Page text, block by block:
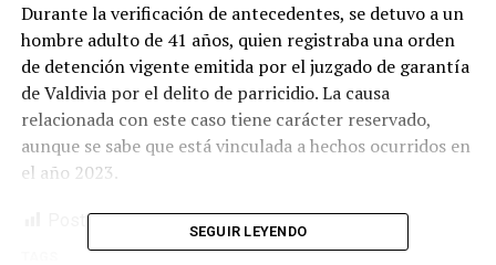
Durante la verificación de antecedentes, se detuvo a un
hombre adulto de 41 años, quien registraba una orden
de detención vigente emitida por el juzgado de garantía
de Valdivia por el delito de parricidio. La causa
relacionada con este caso tiene carácter reservado,
aunque se sabe que está vinculada a hechos ocurridos en
el año 2023.
Post Views: 795
SEGUIR LEYENDO